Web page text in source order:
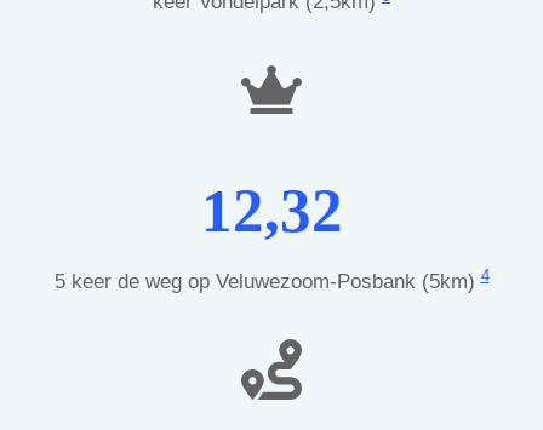
12,32
5 keer de weg op Veluwezoom-Posbank (5km)4